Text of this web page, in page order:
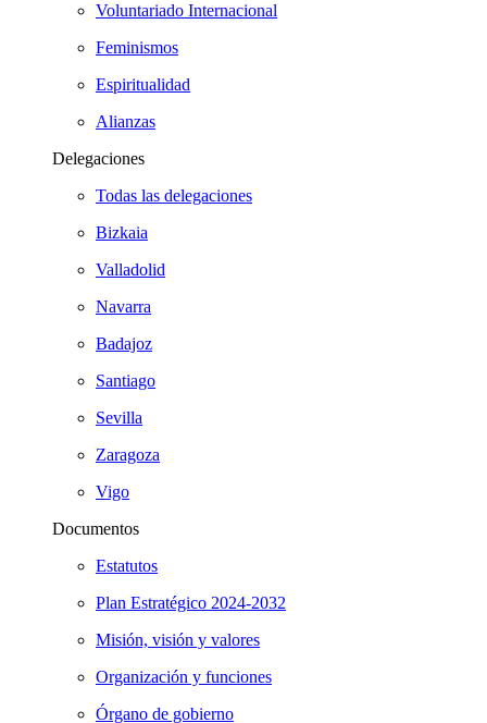
Voluntariado Internacional
Feminismos
Espiritualidad
Alianzas
Delegaciones
Todas las delegaciones
Bizkaia
Valladolid
Navarra
Badajoz
Santiago
Sevilla
Zaragoza
Vigo
Documentos
Estatutos
Plan Estratégico 2024-2032
Misión, visión y valores
Organización y funciones
Órgano de gobierno